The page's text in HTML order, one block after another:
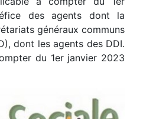
des agents dont la
généraux communs
dont les agents des DDI.
du 1er janvier 2023